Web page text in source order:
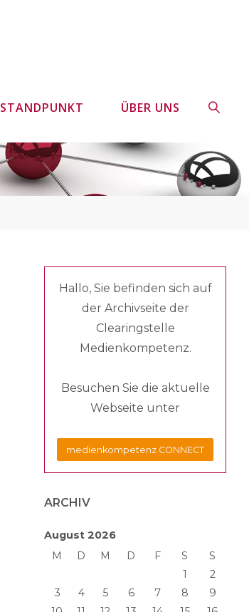
STANDPUNKT ÜBER UNS
Hallo, Sie befinden sich auf
der Archivseite der
Clearingstelle
Medienkompetenz.
Besuchen Sie die aktuelle
Webseite unter
medienkompetenz CONNECT
ARCHIV
August 2026
M
D M D F S
S
1
2
3
4 5 6 7 8
9